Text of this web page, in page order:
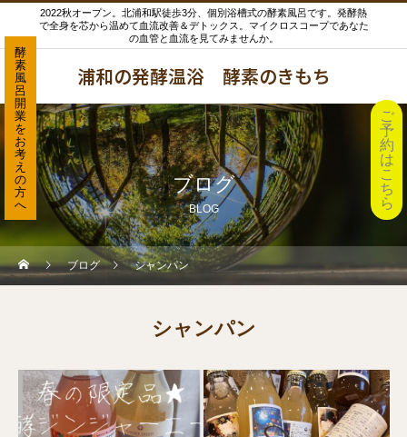
2022秋オープン。北浦和駅徒歩3分、個別浴槽式の酵素風呂です。発酵熱
で全身を芯から温めて血流改善＆デトックス。マイクロスコープであなた
の血管と血流を見てみませんか。
浦和の発酵温浴 酵素のきもち
ブログ
BLOG
ブログ シャンパン
シャンパン
ご
予
約
は
こ
ち
ら
酵
素
風
呂
開
業
を
お
考
え
の
方
へ